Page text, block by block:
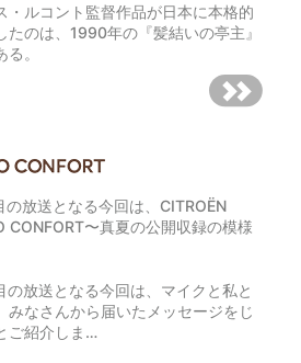
・ルコント監督作品が日本に本格的
たのは、1990年の『髪結いの亭主』
。
の放送となる今回は、CITROËN
CONFORT〜真夏の公開収録の模様
の放送となる今回は、マイクと私と
みなさんから届いたメッセージをじ
ご紹介しま…